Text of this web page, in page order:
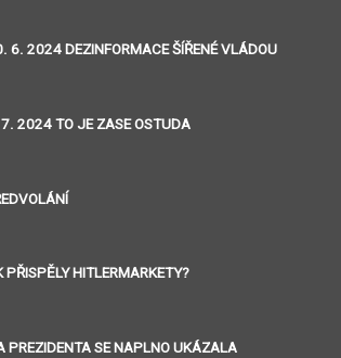
6. 2024 DEZINFORMACE ŠÍŘENÉ VLÁDOU
2024 TO JE ZASE OSTUDA
HITLERMARKETY?
SE NAPLNO UKÁZALA